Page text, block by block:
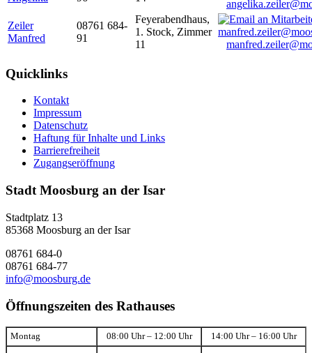
Zeiler
Manfred
08761 684-
91
Feyerabendhaus,
1. Stock, Zimmer
11
Quicklinks
Kontakt
Impressum
Datenschutz
Haftung für Inhalte und Links
Barrierefreiheit
Zugangseröffnung
Stadt Moosburg an der Isar
Stadtplatz 13
85368 Moosburg an der Isar
08761 684-0
08761 684-77
info@moosburg.de
Öffnungszeiten des Rathauses
Montag 08:00 Uhr – 12:00 Uhr 14:00 Uhr – 16:00 Uhr